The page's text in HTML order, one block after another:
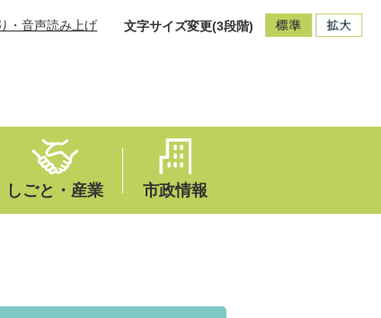
・音声読み上げ 文字サイズ変更(3段階)
しごと・産業 市政情報